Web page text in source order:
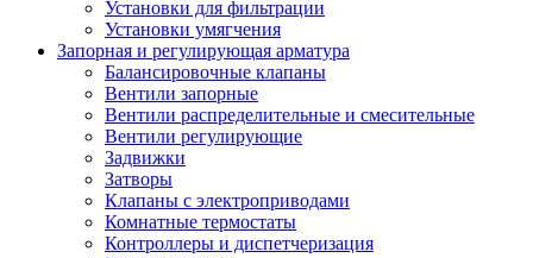
Установки для фильтрации
Установки умягчения
Запорная и регулирующая арматура
Балансировочные клапаны
Вентили запорные
Вентили распределительные и смесительные
Вентили регулирующие
Задвижки
Затворы
Клапаны с электроприводами
Комнатные термостаты
Контроллеры и диспетчеризация